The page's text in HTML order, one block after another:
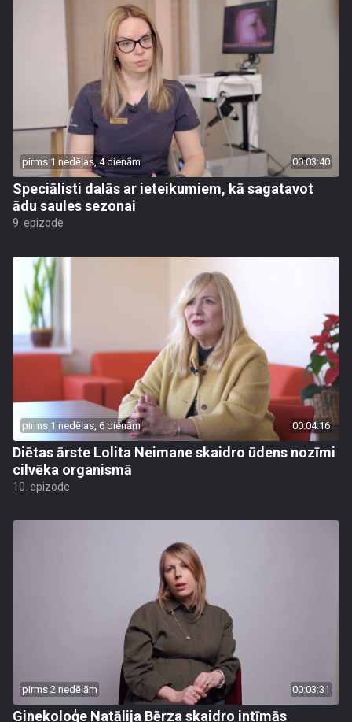
pirms 1 nedēļas, 4 dienām 00:03:40
Speciālisti dalās ar ieteikumiem, kā sagatavot
ādu saules sezonai
9. epizode
pirms 1 nedēļas, 6 dienām 00:04:16
Diētas ārste Lolita Neimane skaidro ūdens nozīmi
cilvēka organismā
10. epizode
pirms 2 nedēļām 00:03:31
Ginekoloģe Natālija Bērza skaidro intīmās